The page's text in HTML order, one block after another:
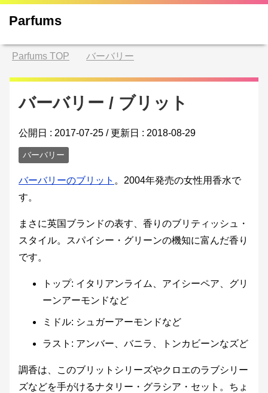
Parfums
Parfums TOP バーバリー
バーバリー / ブリット
公開日 : 2017-07-25 / 更新日 : 2018-08-29
バーバリー
バーバリーのブリット 。2004年発売の女性用香水で
す。
まさに英国ブランドの表す、香りのブリティッシュ・
スタイル。スパイシー・グリーンの機知に富んだ香り
です。
トップ: イタリアンライム、アイシーペア、グリ
ーンアーモンドなど
ミドル: シュガーアーモンドなど
ラスト: アンバー、バニラ、トンカビーンなズど
調香は、このブリットシリーズやクロエのラブシリー
ズなどを手がけるナタリー・グラシア・セット。ちょ